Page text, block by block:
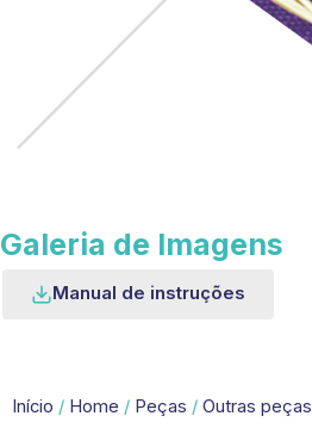
Galeria de Imagens
Manual de instruções
Início / Home / Peças / Outras peças